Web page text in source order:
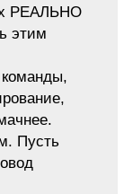
РЕАЛЬНО
этим
Пусть